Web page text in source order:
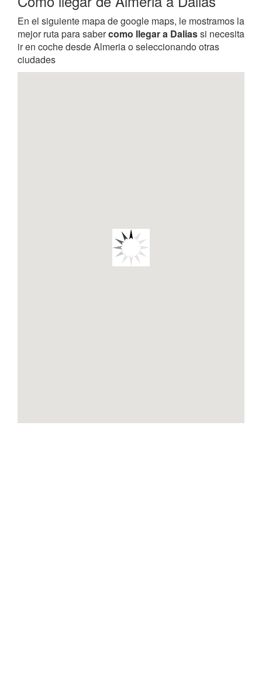
En el siguiente mapa de google maps, le mostramos la
mejor ruta para sabercomo llegar a Daliassi necesita
ir en coche desde Almeria o seleccionando otras
ciudades